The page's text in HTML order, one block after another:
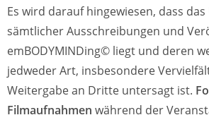
Es wird darauf hingewiesen, dass
sämtlicher Ausschreibungen und
emBODYMINDing© liegt und deren
jedweder Art, insbesondere
Weitergabe an Dritte untersagt ist.
Filmaufnahmen während der